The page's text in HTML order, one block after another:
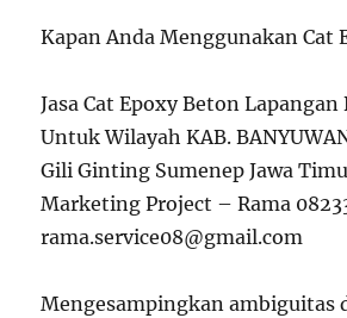
Kapan Anda Menggunakan Cat
Jasa Cat Epoxy Beton
Untuk Wilayah KAB.
Gili Ginting Sumenep Jawa
Marketing Project – Rama
rama.service08@gmail.com
Mengesampingkan ambiguitas